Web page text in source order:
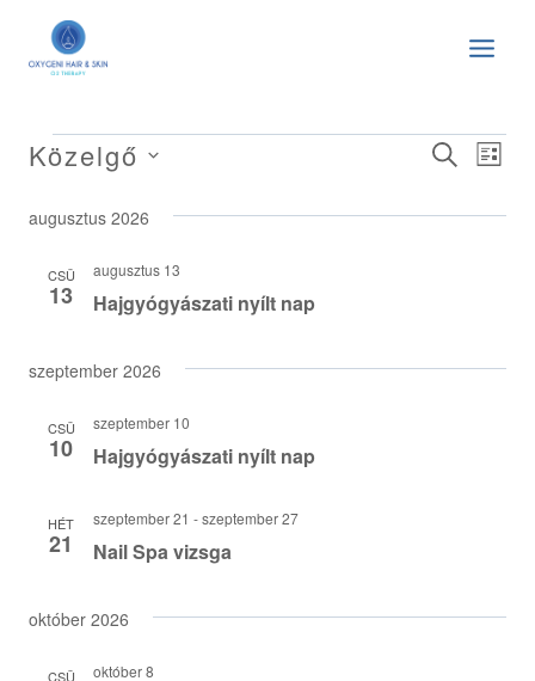
content
ESEMÉNYEK
Közelgő
kiválasztása.
augusztus 2026
CSÜ
13 Hajgyógyászati nyílt nap
augusztus 13
szeptember 2026
CSÜ
10 Hajgyógyászati nyílt nap
szeptember 10
HÉT
21 Nail Spa vizsga
szeptember 21 -szeptember 27
október 2026
CSÜ október 8